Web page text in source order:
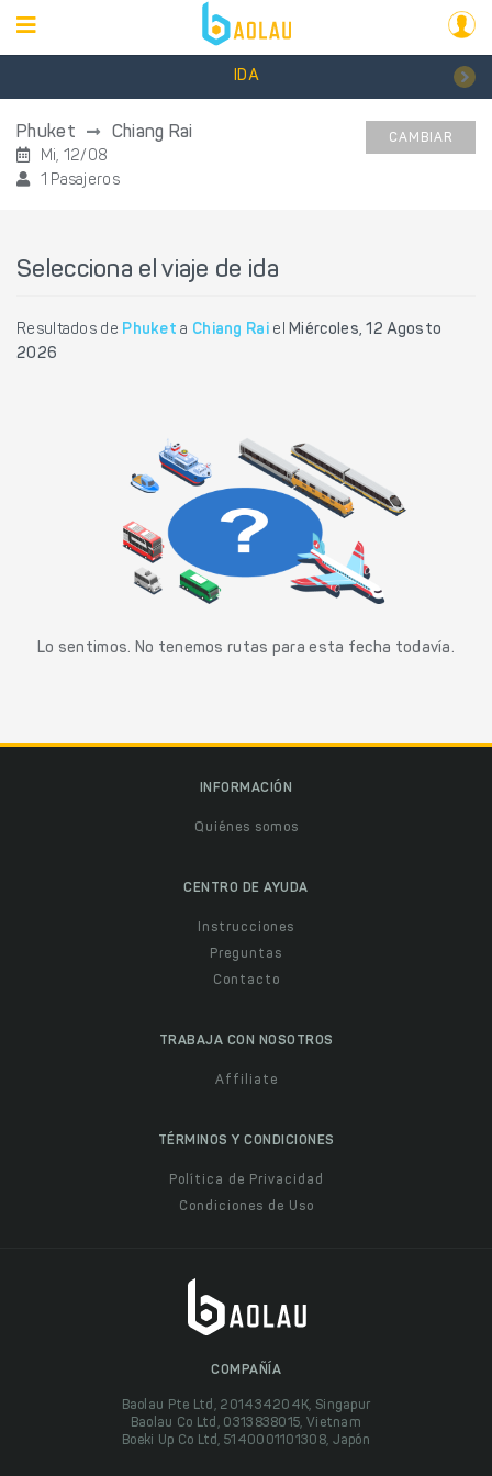
IDA
Phuket Chiang Rai
Mi, 12/08
1 Pasajeros
CAMBIAR
Selecciona el viaje de ida
Resultados de Phuket a Chiang RaielMiércoles, 12 Agosto
2026
Lo sentimos. No tenemos rutas para esta fecha todavía.
INFORMACIÓN
Quiénes somos
CENTRO DE AYUDA
Instrucciones
Preguntas
Contacto
TRABAJA CON NOSOTROS
Affiliate
TÉRMINOS Y CONDICIONES
Política de Privacidad
Condiciones de Uso
COMPAÑÍA
Baolau Pte Ltd, 201434204K, Singapur
Baolau Co Ltd, 0313838015, Vietnam
Boeki Up Co Ltd, 5140001101308, Japón